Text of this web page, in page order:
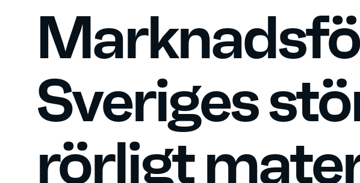
Sveriges
rörligt